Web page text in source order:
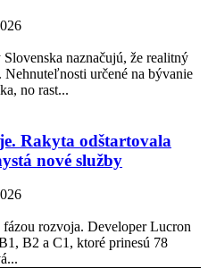
naznačujú, že realitný
určené na bývanie
no rast...
Rakyta odštartovala
nové služby
rozvoja. Developer Lucron
B2 a C1, ktoré prinesú 78